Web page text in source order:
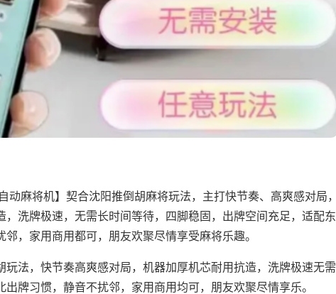
动麻将机】契合沈阳推倒胡麻将玩法，主打快节奏、高爽感对局，
，洗牌极速，无需长时间等待，四脚稳固，出牌空间充足，适配东
，家用商用都可，朋友欢聚尽情享受麻将乐趣。
玩法，快节奏高爽感对局，机器加厚机芯耐用抗造，洗牌极速无需
牌习惯，静音不扰邻，家用商用均可，朋友欢聚尽情享乐。